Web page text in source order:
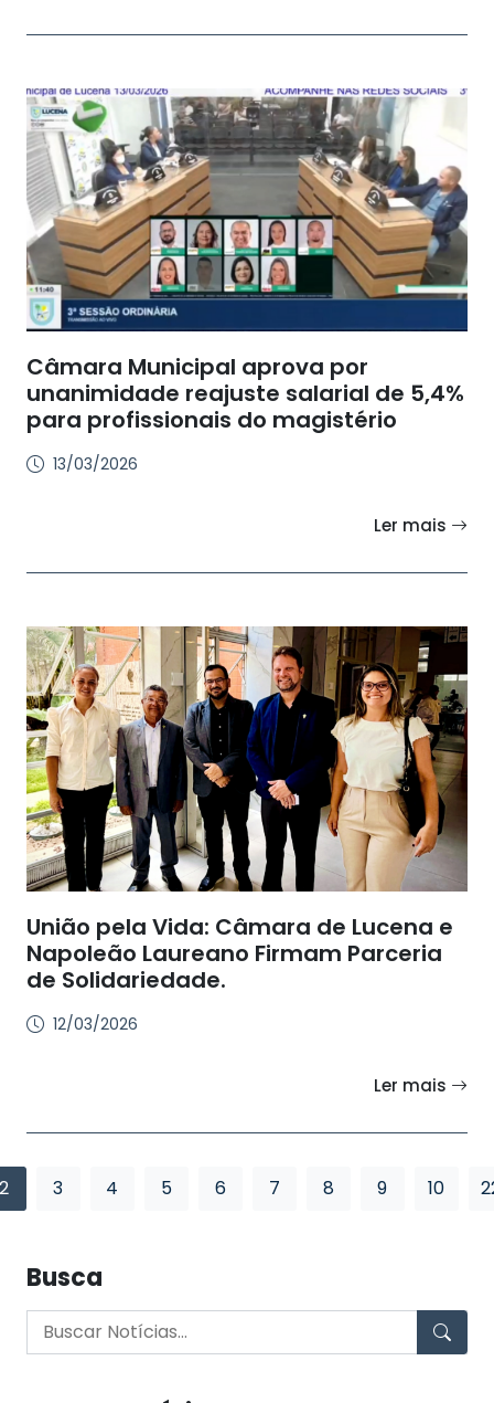
Câmara Municipal aprova por
unanimidade reajuste salarial de 5,4%
para profissionais do magistério
13/03/2026
Ler mais
União pela Vida: Câmara de Lucena e
Napoleão Laureano Firmam Parceria
de Solidariedade.
12/03/2026
Ler mais
2 3 4 5 6 7 8 9 10
Busca